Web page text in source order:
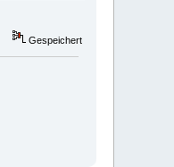
Gespeichert